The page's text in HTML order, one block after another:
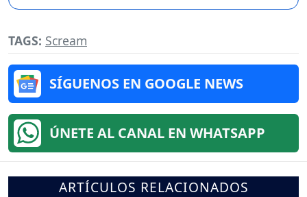
TAGS: Scream
SÍGUENOS EN GOOGLE NEWS
ÚNETE AL CANAL EN WHATSAPP
ARTÍCULOS RELACIONADOS